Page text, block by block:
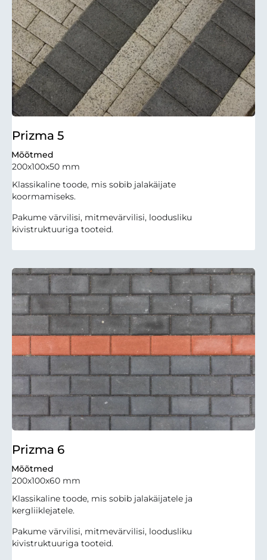
Prizma 5
Mõõtmed
200x100x50 mm
Klassikaline toode, mis sobib jalakäijate
koormamiseks.
Pakume värvilisi, mitmevärvilisi, loodusliku
kivistruktuuriga tooteid.
Prizma 6
Mõõtmed
200x100x60 mm
Klassikaline toode, mis sobib jalakäijatele ja
kergliiklejatele.
Pakume värvilisi, mitmevärvilisi, loodusliku
kivistruktuuriga tooteid.